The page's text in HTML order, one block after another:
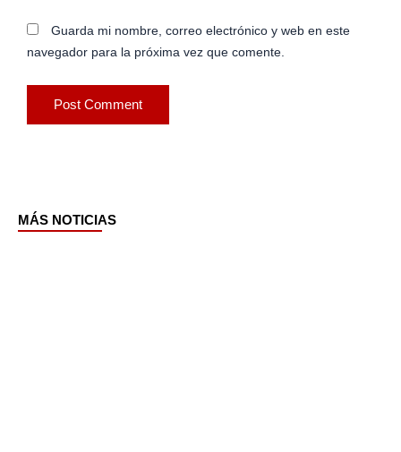
Guarda mi nombre, correo electrónico y web en este
navegador para la próxima vez que comente.
MÁS NOTICIAS